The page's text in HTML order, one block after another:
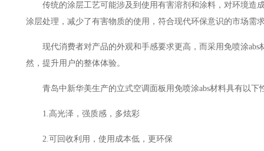
传统的涂层工艺可能涉及到使用有害溶剂和涂料，对环境造
涂层处理，减少了有害物质的使用，符合现代环保意识的市场需
现代消费者对产品的外观和手感要求更高，而采用免喷涂abs
然，提升用户的整体体验。
青岛中新华美生产的立式空调面板用免喷涂abs材料具有以下
1.高光泽，强质感，多炫彩
2.可回收利用，使用成本低，更环保